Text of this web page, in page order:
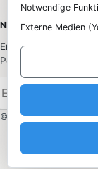
NEWSLETTER
Erhalte die
Postfach.
© 2026 Daily Media.
Notwendige
Externe Medien